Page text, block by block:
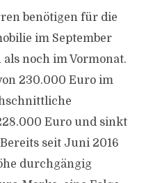
benötigen für die
im September
noch im Vormonat.
230.000 Euro im
Euro und sinkt
seit Juni 2016
durchgängig